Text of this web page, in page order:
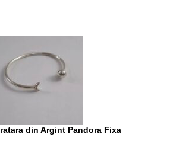
din Argint Pandora Fixa